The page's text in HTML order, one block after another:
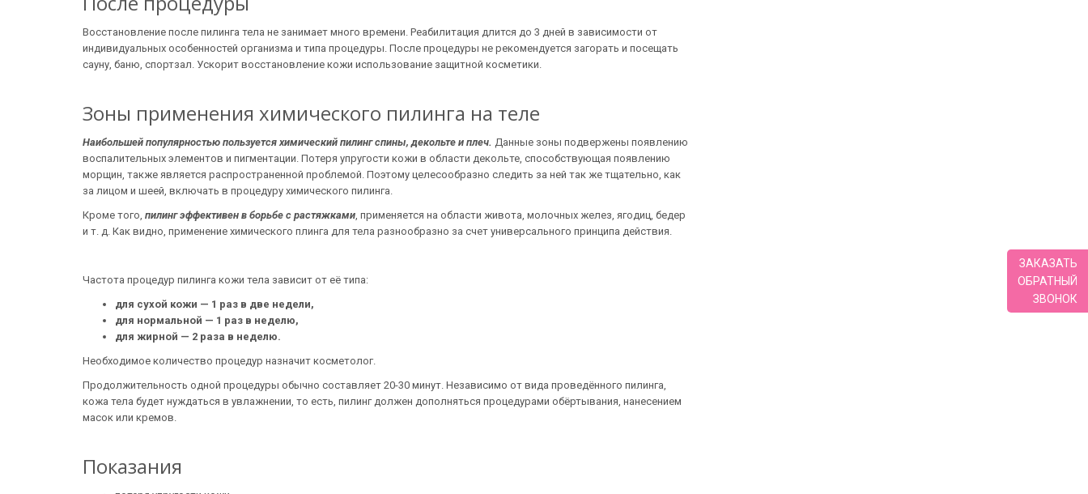
Восстановление после пилинга тела не занимает много времени. Реабилитация длится до 3 дней в зависимости от
индивидуальных особенностей организма и типа процедуры. После процедуры не рекомендуется загорать и посещать
сауну, баню, спортзал. Ускорит восстановление кожи использование защитной косметики.
Зоны применения химического пилинга на теле
Наибольшей популярностью пользуется химический пилинг спины, декольте и плеч. Данные зоны подвержены появлению
воспалительных элементов и пигментации. Потеря упругости кожи в области декольте, способствующая появлению
морщин, также является распространенной проблемой. Поэтому целесообразно следить за ней так же тщательно, как
за лицом и шеей, включать в процедуру химического пилинга.
Кроме того, пилинг эффективен в борьбе с растяжками, применяется на области живота, молочных желез, ягодиц, бедер
и т. д. Как видно, применение химического плинга для тела разнообразно за счет универсального принципа действия.
Частота процедур пилинга кожи тела зависит от её типа:
для сухой кожи — 1 раз в две недели,
для нормальной — 1 раз в неделю,
для жирной — 2 раза в неделю.
Необходимое количество процедур назначит косметолог.
Продолжительность одной процедуры обычно составляет 20-30 минут. Независимо от вида проведённого пилинга,
кожа тела будет нуждаться в увлажнении, то есть, пилинг должен дополняться процедурами обёртывания, нанесением
масок или кремов.
Показания
ЗАКАЗАТЬ
ОБРАТНЫЙ
ЗВОНОК